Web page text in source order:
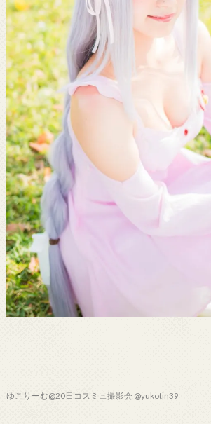
ゆこりーむ@20日コスミュ撮影会 @yukotin39